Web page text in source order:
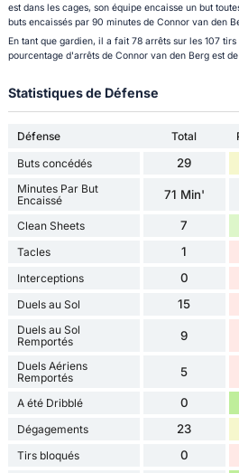
est dans les cages, son équipe encaisse un but
buts encaissés par 90 minutes de Connor van den
En tant que gardien, il a fait 78 arrêts sur les 107
pourcentage d'arrêts de Connor van den Berg est
Statistiques de Défense
Défense Total
Buts concédés
29
Minutes Par But
Encaissé
71 Min'
Clean Sheets 7
Tacles 1
Interceptions 0
Duels au Sol 15
Duels au Sol
Remportés
9
Duels Aériens
Remportés
5
A été Dribblé 0
Dégagements 23
Tirs bloqués 0